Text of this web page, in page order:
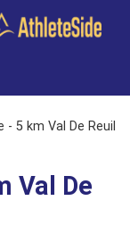
- 5 km Val De Reuil
Val De